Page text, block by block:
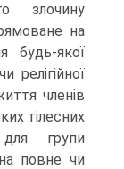
злочину
на
будь-якої
релігійної
членів
тілесних
групи
повне чи